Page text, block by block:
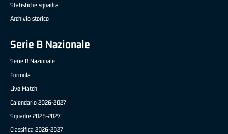
Statistiche squadra
Archivio storico
Serie B Nazionale
Serie B Nazionale
Formula
Live Match
Calendario 2026-2027
Squadre 2026-2027
Classifica 2026-2027